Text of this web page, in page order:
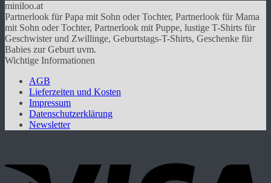
auf.
Die
Optionen
können
auf
der
gewählt
werden
miniloo.at
Partnerlook für Papa mit Sohn oder Tochter, Partnerlook für Mama
mit Sohn oder Tochter, Partnerlook mit Puppe, lustige T-Shirts für
Geschwister und Zwillinge, Geburtstags-T-Shirts, Geschenke für
Babies zur Geburt uvm.
Wichtige Informationen
AGB
Lieferzeiten und Kosten
Impressum
Datenschutzerklärung
Newsletter